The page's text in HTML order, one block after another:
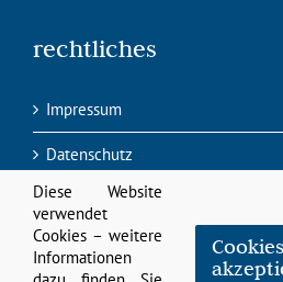
rechtliches
Impressum
Datenschutz
Diese Website
verwendet
Cookies – weitere
Informationen
Cookies